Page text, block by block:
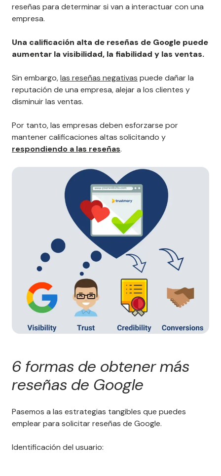
reseñas para determinar si van a interactuar con una
empresa.
Una calificación alta de reseñas de Google puede
aumentar la visibilidad, la fiabilidad y las ventas.
Sin embargo,las reseñas negativas puede dañar la
reputación de una empresa, alejar a los clientes y
disminuir las ventas.
Por tanto, las empresas deben esforzarse por
mantener calificaciones altas solicitando y
respondiendo a las reseñas.
6 formas de obtener más
reseñas de Google
Pasemos a las estrategias tangibles que puedes
emplear para solicitar reseñas de Google.
Identificación del usuario: